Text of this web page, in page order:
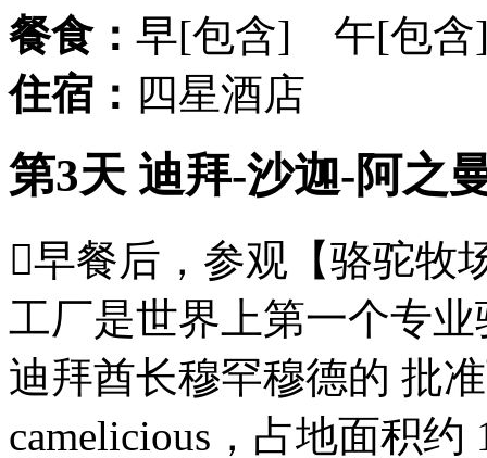
餐食： 早[包含] 午[包
住宿： 四星酒店
第3天 迪拜-沙迦-阿之
早餐后，参观【骆驼牧
工厂是世界上第一个专
迪拜酋长穆罕穆德的 批
camelicious，占地面积